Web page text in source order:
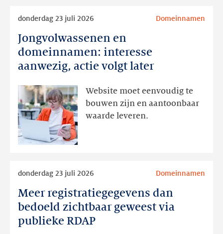
Jongvolwassenen en
domeinnamen: interesse
aanwezig, actie volgt later
donderdag 23 juli 2026 Domeinnamen
Website moet eenvoudig te
bouwen zijn en aantoonbaar
waarde leveren.
Jongvolwassenen
domeinnamen:
aanwezig,
actie
volgt
later
Meer registratiegegevens dan
bedoeld zichtbaar geweest via
publieke RDAP
donderdag 23 juli 2026 Domeinnamen
Meer
registratiegegevens
dan
bedoeld